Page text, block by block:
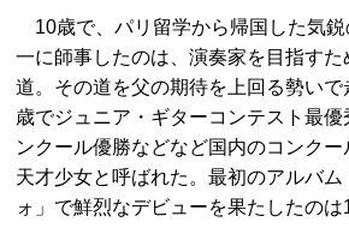
10歳で、パリ留学から帰国した気鋭
一に師事したのは、演奏家を目指すた
道。その道を父の期待を上回る勢い
歳でジュニア・ギターコンテスト最優
ンクール優勝などなど国内のコンクー
天才少女と呼ばれた。最初のアルバ
ォ」で鮮烈なデビューを果たしたのは